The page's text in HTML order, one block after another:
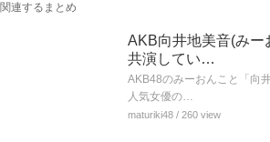
関連するまとめ
AKB向井地美音(みー
共演してい…
AKB48のみーおんこと「向
人気女優の…
maturiki48 / 260 view